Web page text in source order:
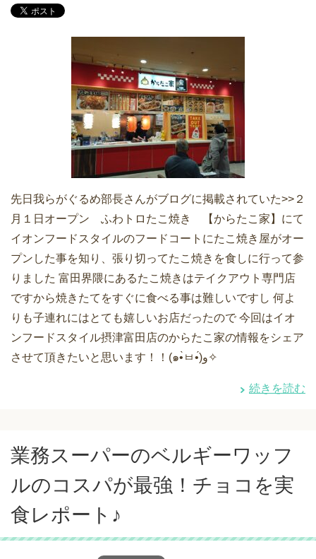
先日我らがぐるめ部長さんがブログに掲載されていた>>２
月１日オープン ふわトロたこ焼き 【からたこ家】にて
イオンフードスタイルのフードコートにたこ焼き屋がオー
プンした事を知り、張り切ってたこ焼きを食しに行って参
りました 富田界隈にあるたこ焼きはテイクアウト専門店
ですから焼きたてをすぐに食べる事は難しいですし 何よ
りも子連れにはとても嬉しいお店だったので 今回はイオ
ンフードスタイル摂津富田店のからたこ家の情報をシェア
させて頂きたいと思います！！(๑•̀ㅂ•́)و✧
続きを読む
業務スーパーのベルギーワッフ
ルのコスパが最強！チョコを実
食レポート♪